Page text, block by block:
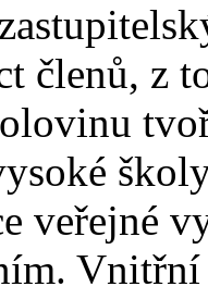
členů, z
veřejné